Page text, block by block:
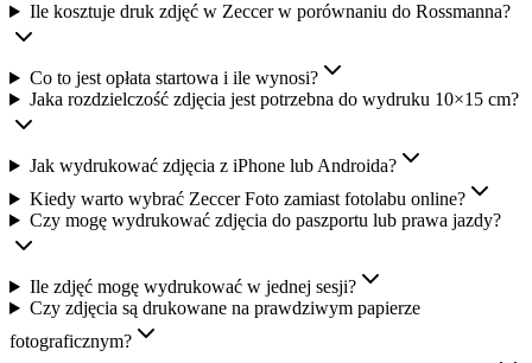
Ile kosztuje druk zdjęć w Zeccer w porównaniu do Rossmanna?
Co to jest opłata startowa i ile wynosi?
Jaka rozdzielczość zdjęcia jest potrzebna do wydruku 10×15 cm?
Jak wydrukować zdjęcia z iPhone lub Androida?
Kiedy warto wybrać Zeccer Foto zamiast fotolabu online?
Czy mogę wydrukować zdjęcia do paszportu lub prawa jazdy?
Ile zdjęć mogę wydrukować w jednej sesji?
Czy zdjęcia są drukowane na prawdziwym papierze
fotograficznym?